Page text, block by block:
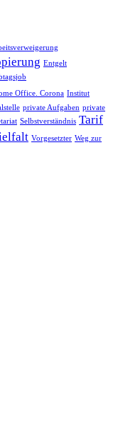
Entgelt
Office. Corona Institut
private Aufgaben private
Selbstverständnis Tarif
Vorgesetzter Weg zur